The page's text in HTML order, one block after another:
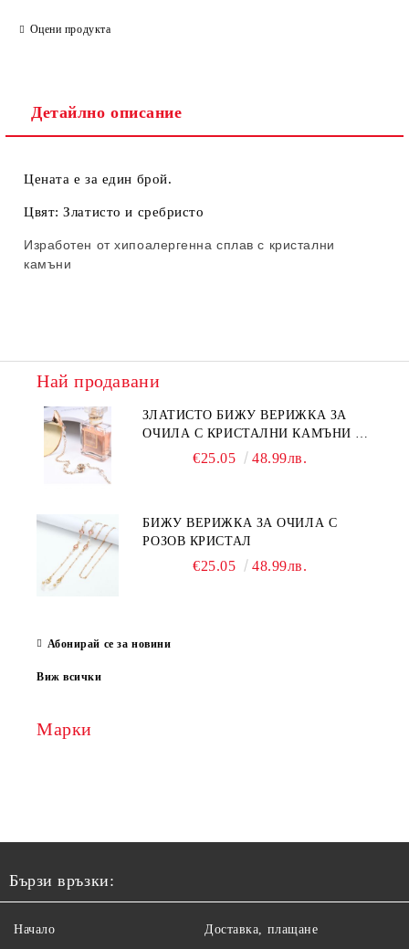
Оцени продукта
Детайлно описание
Цената е за един брой.
Цвят: Златисто и сребристо
Изработен от хипоалергенна сплав с кристални
камъни
Най продавани
ЗЛАТИСТО БИЖУ ВЕРИЖКА ЗА
ОЧИЛА С КРИСТАЛНИ КАМЪНИ И
€25.05 48.99лв.
БИЖУ ВЕРИЖКА ЗА ОЧИЛА С
РОЗОВ КРИСТАЛ
€25.05 48.99лв.
Абонирай се за новини
Виж всички
Марки
Бързи връзки:
Начало Доставка, плащане